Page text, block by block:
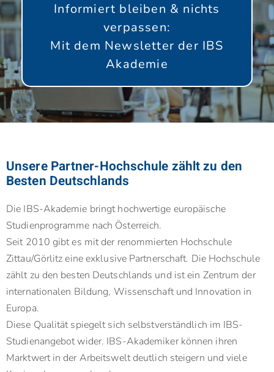
Informiert bleiben & nichts
verpassen:
Mit dem Newsletter der IBS
Akademie
GLEICH ANMELDEN!
Unsere Partner-Hochschule zählt zu den
Besten Deutschlands
Die IBS-Akademie bringt hochwertige europäische
Studienprogramme nach Österreich.
Seit 2010 gibt es mit der renommierten Hochschule
Zittau/Görlitz eine exklusive Partnerschaft. Die Hochschule
zählt zu den besten Deutschlands und ist ein Zentrum der
internationalen Bildung, Wissenschaft und Innovation in
Europa.
Diese Qualität spiegelt sich selbstverständlich im IBS-
Studienangebot wider. IBS-Akademiker können ihren
Marktwert in der Arbeitswelt deutlich steigern und viele